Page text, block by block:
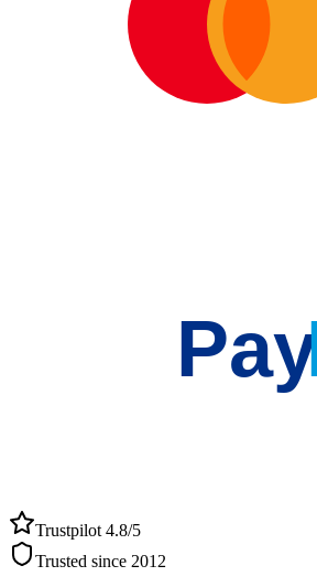
Pay
Trustpilot 4.8/5
Trusted since 2012